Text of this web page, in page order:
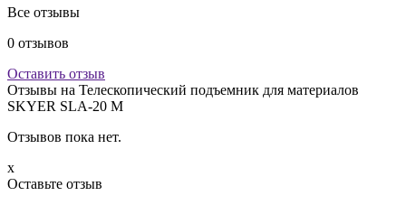
Все отзывы
0 отзывов
Оставить отзыв
Отзывы на Телескопический подъемник для материалов
SKYER SLA-20 M
Отзывов пока нет.
x
Оставьте отзыв